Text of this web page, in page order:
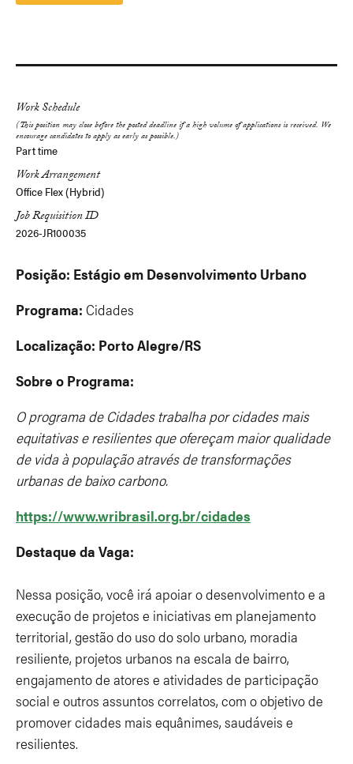
Work Schedule
Part time
Work Arrangement
Office Flex (Hybrid)
Job Requisition ID
2026-JR100035
Posição: Estágio em Desenvolvimento Urbano
Programa: Cidades
Localização: Porto Alegre/RS
Sobre o Programa:
O programa de Cidades trabalha por cidades mais
equitativas e resilientes que ofereçam maior qualidade
de vida à população através de transformações
urbanas de baixo carbono.
https://www.wribrasil.org.br/cidades
Destaque da Vaga:
Nessa posição, você irá apoiar o desenvolvimento e a
execução de projetos e iniciativas em planejamento
territorial, gestão do uso do solo urbano, moradia
resiliente, projetos urbanos na escala de bairro,
engajamento de atores e atividades de participação
social e outros assuntos correlatos, com o objetivo de
promover cidades mais equânimes, saudáveis e
resilientes.